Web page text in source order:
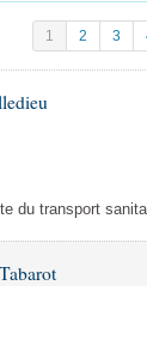
1 2 3
du transport